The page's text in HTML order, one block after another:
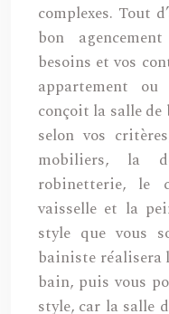
complexes. Tout
bon
besoins et vos
appartement
conçoit la salle
selon vos
mobiliers, la
robinetterie, le
vaisselle et la
style que vous
bainiste réalisera
bain, puis vous
style, car la salle